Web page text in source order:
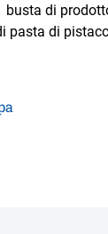
busta di
pasta di